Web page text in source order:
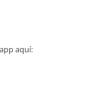
aquí: